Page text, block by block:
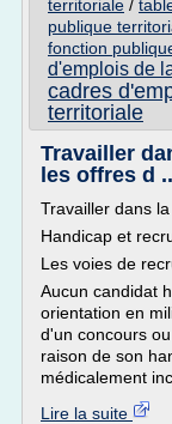
territoriale /
publique
fonction
d'emplois de
cadres
territoriale
Travailler
les offres d
Travailler dans
Handicap et
Les voies de
Aucun candidat
orientation en
d'un concours
raison de son
médicalement
Lire la suite